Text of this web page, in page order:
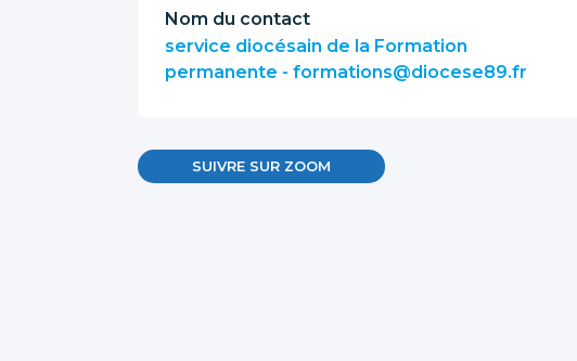
Nom du contact
service diocésain de la Formation
permanente - formations@diocese89.fr
SUIVRE SUR ZOOM